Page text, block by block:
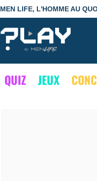
MEN LIFE, L'HOMME AU
QUIZ JEUX